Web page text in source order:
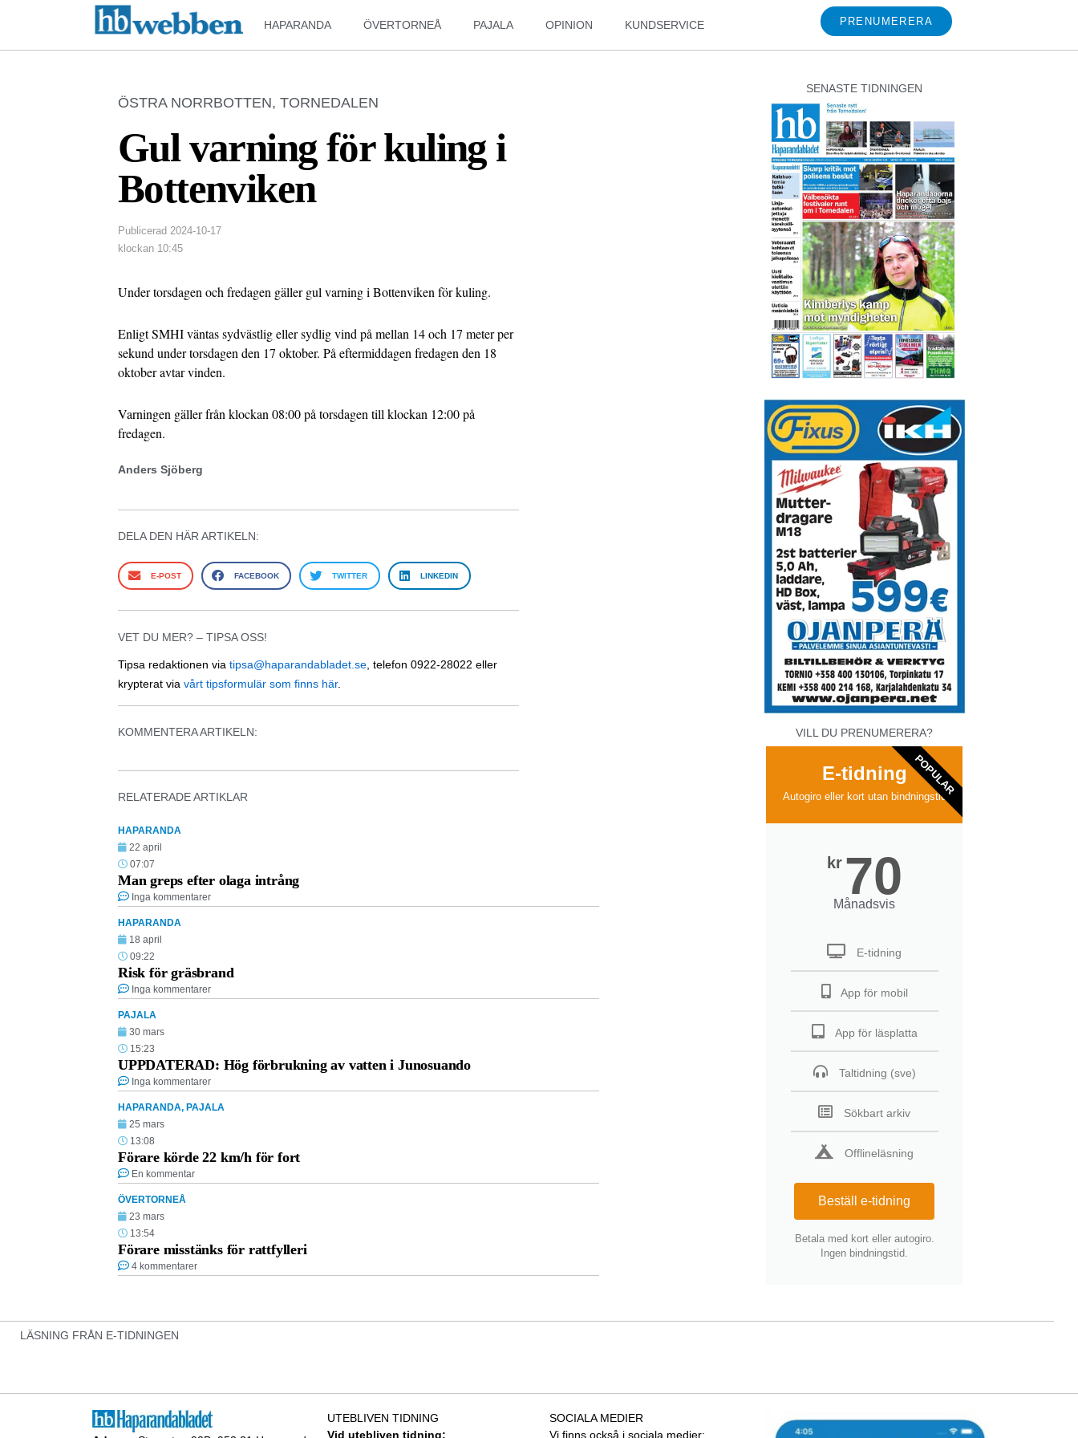
HAPARANDA ÖVERTORNEÅ PAJALA OPINION KUNDSERVICE PRENUMERERA
ÖSTRA NORRBOTTEN, TORNEDALEN
Gul varning för kuling i
Bottenviken
Publicerad 2024-10-17
klockan 10:45
Under torsdagen och fredagen gäller gul varning i Bottenviken för kuling.
Enligt SMHI väntas sydvästlig eller sydlig vind på mellan 14 och 17 meter per
sekund under torsdagen den 17 oktober. På eftermiddagen fredagen den 18
oktober avtar vinden.
Varningen gäller från klockan 08:00 på torsdagen till klockan 12:00 på
fredagen.
Anders Sjöberg
DELA DEN HÄR ARTIKELN:
E-POST FACEBOOK TWITTER LINKEDIN
VET DU MER? – TIPSA OSS!
Tipsa redaktionen via tipsa@haparandabladet.se , telefon 0922-28022 eller
krypterat via vårt tipsformulär som finns här.
KOMMENTERA ARTIKELN:
RELATERADE ARTIKLAR
HAPARANDA
22 april
07:07
Man greps efter olaga intrång
Inga kommentarer
HAPARANDA
18 april
09:22
Risk för gräsbrand
Inga kommentarer
PAJALA
30 mars
15:23
UPPDATERAD: Hög förbrukning av vatten i Junosuando
Inga kommentarer
HAPARANDA, PAJALA
25 mars
13:08
Förare körde 22 km/h för fort
En kommentar
ÖVERTORNEÅ
23 mars
13:54
Förare misstänks för rattfylleri
4 kommentarer
SENASTE TIDNINGEN
VILL DU PRENUMERERA?
E-tidning
Autogiro eller kort utan bindningstid
kr 70
Månadsvis
E-tidning
App för mobil
App för läsplatta
Taltidning (sve)
Sökbart arkiv
Offlineläsning
Beställ e-tidning
Betala med kort eller autogiro.
Ingen bindningstid.
POPULAR
LÄSNING FRÅN E-TIDNINGEN
UTEBLIVEN TIDNING
Vid utebliven tidning:
SOCIALA MEDIER
Vi finns också i sociala medier: